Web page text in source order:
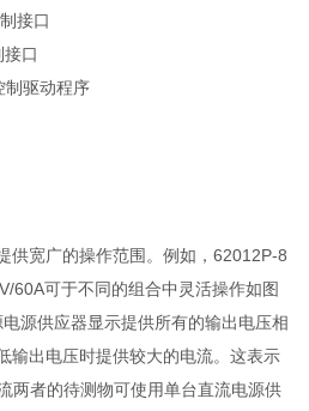
接口
接口
制驱动程序
供宽广的操作范围。例如，62012P-8
60A可于不同的组合中灵活操作如图
源供应器显示提供所有的输出电压相
输出电压时提供较大的电流。这表示
两者的待测物可使用单台直流电源供